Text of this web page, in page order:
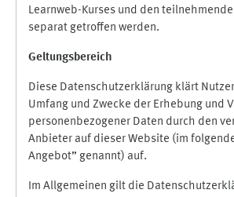
Learnweb-Kurses und den
separat getroffen werden.
Geltungsbereich
Diese Datenschutzerklärung klärt
Umfang und Zwecke der Erhebung und
personenbezogener Daten durch den
Anbieter auf dieser Website (im
Angebot” genannt) auf.
Im Allgemeinen gilt die